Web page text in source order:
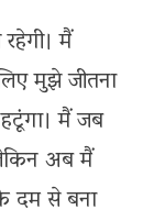
मैं
मुझे जीतना
मैं जब
अब मैं
दम से बना